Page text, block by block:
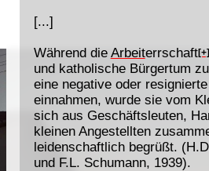
[...]
Während die Arbeiterrschaft[+]
und katholische Bürgertum
eine negative oder
einnahmen, wurde sie vom
sich aus Geschäftsleuten,
kleinen Angestellten
leidenschaftlich begrüßt.
und F.L. Schumann, 1939).